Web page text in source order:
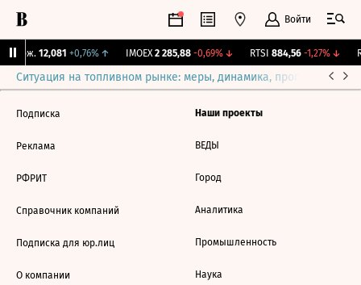
Войти
Бирж. 12,081 +0,76%↑ IMOEX 2 285,88 -0,69%↓ RTSI 884,56 -1,27%↓
Ситуация на топливном рынке: меры, динамика, прогнозы
Подписка
Реклама
РФРИТ
Справочник компаний
Подписка для юр.лиц
О компании
Наши проекты
ВЕДЫ
Город
Аналитика
Промышленность
Наука